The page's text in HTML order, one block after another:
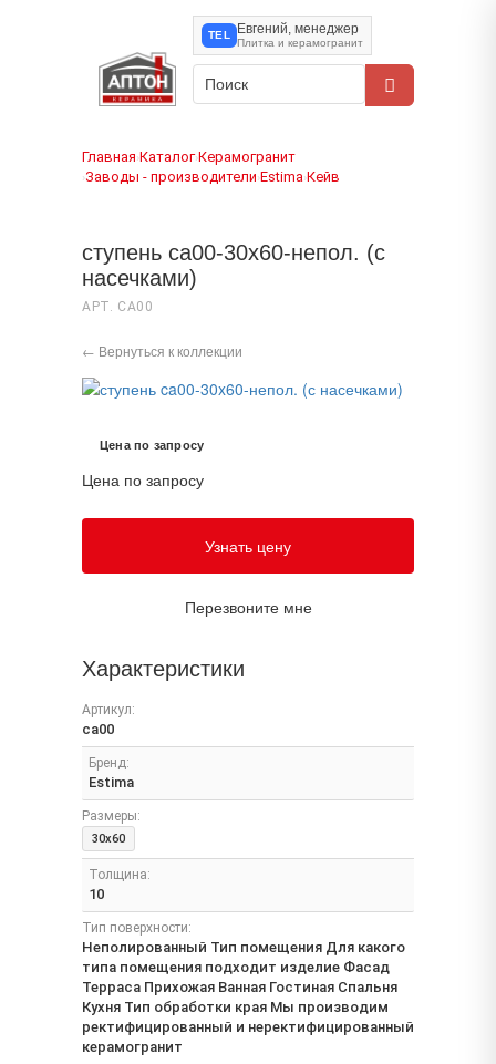
TEL
Евгений, менеджер
Плитка и керамогранит
Главная›Каталог›Керамогранит
›Заводы - производители›Estima›Кейв
ступень ca00-30x60-непол. (с
насечками)
АРТ. CA00
← Вернуться к коллекции
Цена по запросу
Цена по запросу
Узнать цену
Перезвоните мне
Характеристики
Артикул:
ca00
Бренд:
Estima
Размеры:
30x60
Толщина:
10
Тип поверхности:
Неполированный Тип помещения Для какого
типа помещения подходит изделие Фасад
Терраса Прихожая Ванная Гостиная Спальня
Кухня Тип обработки края Мы производим
ректифицированный и неректифицированный
керамогранит